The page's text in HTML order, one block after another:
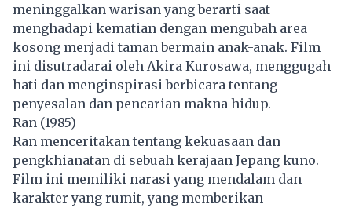
meninggalkan warisan yang berarti saat
menghadapi kematian dengan mengubah area
kosong menjadi taman bermain anak-anak. Film
ini disutradarai oleh Akira Kurosawa, menggugah
hati dan menginspirasi berbicara tentang
penyesalan dan pencarian makna hidup.
Ran (1985)
Ran menceritakan tentang kekuasaan dan
pengkhianatan di sebuah kerajaan Jepang kuno.
Film ini memiliki narasi yang mendalam dan
karakter yang rumit, yang memberikan